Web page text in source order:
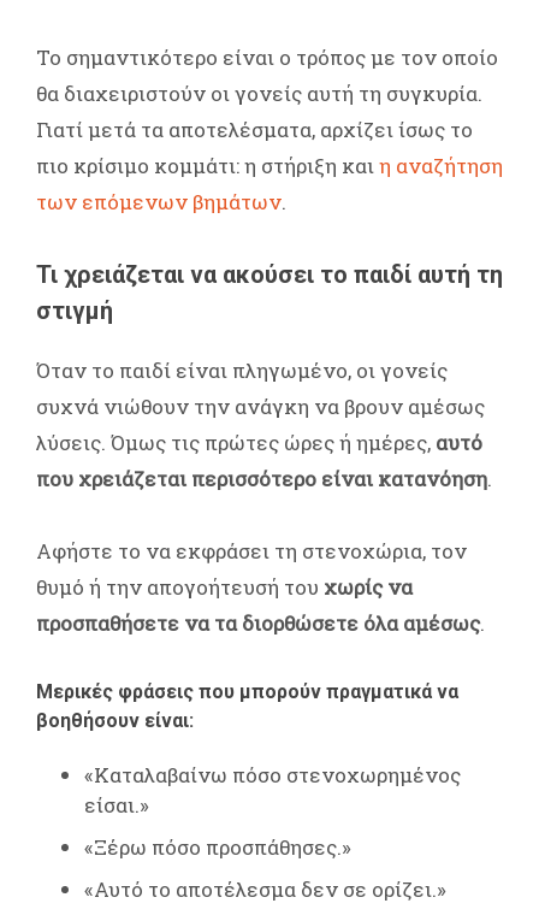
Το σημαντικότερο είναι ο τρόπος με τον οποίο
θα διαχειριστούν οι γονείς αυτή τη συγκυρία.
Γιατί μετά τα αποτελέσματα, αρχίζει ίσως το
πιο κρίσιμο κομμάτι: η στήριξη καιη αναζήτηση
των επόμενων βημάτων.
Τι χρειάζεται να ακούσει το παιδί αυτή τη
στιγμή
Όταν το παιδί είναι πληγωμένο, οι γονείς
συχνά νιώθουν την ανάγκη να βρουν αμέσως
λύσεις. Όμως τις πρώτες ώρες ή ημέρες, αυτό
που χρειάζεται περισσότερο είναι κατανόηση.
Αφήστε το να εκφράσει τη στενοχώρια, τον
θυμό ή την απογοήτευσή του χωρίς να
προσπαθήσετε να τα διορθώσετε όλα αμέσως.
Μερικές φράσεις που μπορούν πραγματικά να
βοηθήσουν είναι:
«Καταλαβαίνω πόσο στενοχωρημένος
είσαι.»
«Ξέρω πόσο προσπάθησες.»
«Αυτό το αποτέλεσμα δεν σε ορίζει.»